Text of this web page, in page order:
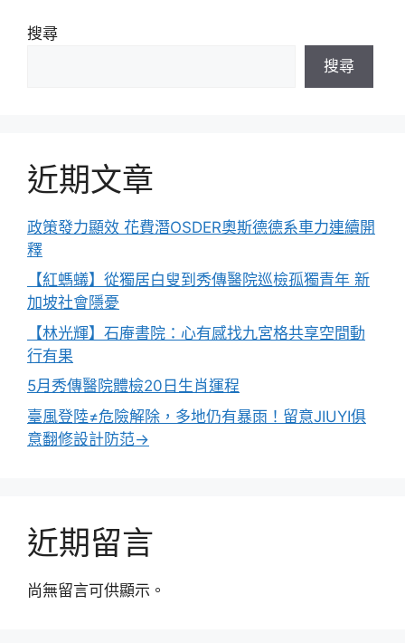
搜尋
搜尋
近期文章
政策發力顯效 花費潛OSDER奧斯德德系車力連續開
釋
【紅螞蟻】從獨居白叟到秀傳醫院巡檢孤獨青年 新
加坡社會隱憂
【林光輝】石庵書院：心有感找九宮格共享空間動
行有果
5月秀傳醫院體檢20日生肖運程
臺風登陸≠危險解除，多地仍有暴雨！留意JIUYI俱
意翻修設計防范→
近期留言
尚無留言可供顯示。